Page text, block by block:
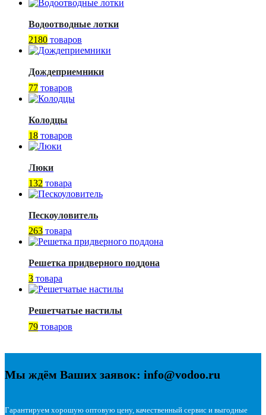
Водоотводные лотки
2180 товаров
Дождеприемники
77 товаров
Колодцы
18 товаров
Люки
132 товара
Пескоуловитель
263 товара
Решетка придверного поддона
3 товара
Решетчатые настилы
79 товаров
Мы ждём Ваших заявок: info@vodoo.ru
Гарантируем хорошую оптовую цену, качественный сервис и выгодные